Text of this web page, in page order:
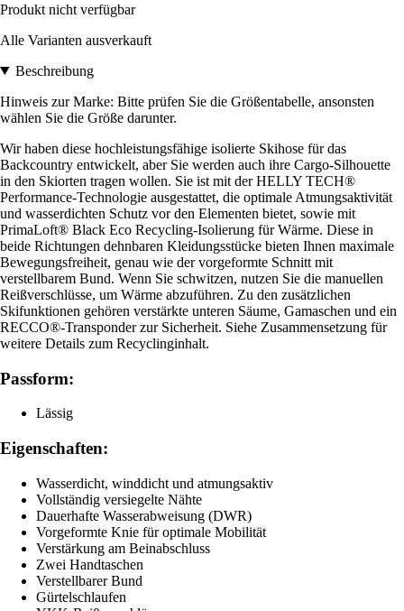
Produkt nicht verfügbar
Alle Varianten ausverkauft
Beschreibung
Hinweis zur Marke: Bitte prüfen Sie die Größentabelle, ansonsten
wählen Sie die Größe darunter.
Wir haben diese hochleistungsfähige isolierte Skihose für das
Backcountry entwickelt, aber Sie werden auch ihre Cargo-Silhouette
in den Skiorten tragen wollen. Sie ist mit der HELLY TECH®
Performance-Technologie ausgestattet, die optimale Atmungsaktivität
und wasserdichten Schutz vor den Elementen bietet, sowie mit
PrimaLoft® Black Eco Recycling-Isolierung für Wärme. Diese in
beide Richtungen dehnbaren Kleidungsstücke bieten Ihnen maximale
Bewegungsfreiheit, genau wie der vorgeformte Schnitt mit
verstellbarem Bund. Wenn Sie schwitzen, nutzen Sie die manuellen
Reißverschlüsse, um Wärme abzuführen. Zu den zusätzlichen
Skifunktionen gehören verstärkte unteren Säume, Gamaschen und ein
RECCO®-Transponder zur Sicherheit. Siehe Zusammensetzung für
weitere Details zum Recyclinginhalt.
Passform:
Lässig
Eigenschaften:
Wasserdicht, winddicht und atmungsaktiv
Vollständig versiegelte Nähte
Dauerhafte Wasserabweisung (DWR)
Vorgeformte Knie für optimale Mobilität
Verstärkung am Beinabschluss
Zwei Handtaschen
Verstellbarer Bund
Gürtelschlaufen